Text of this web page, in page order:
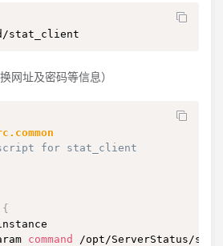
网址及密码等信息）
for stat_client
{
command
/opt/ServerStatus/